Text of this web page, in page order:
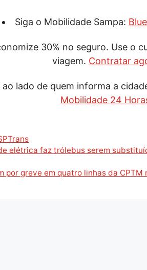
Siga o Mobilidade Sampa:
30% no seguro. Use o
viagem. Contratar
ao lado de quem informa a
Mobilidade 24
elétrica faz trólebus serem
por greve em quatro linhas da